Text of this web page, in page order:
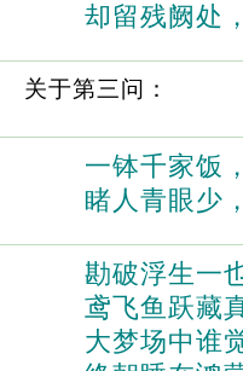
却留残阙处
关于第三问：
一钵千家饭
睹人青眼少
勘破浮生一
鸢飞鱼跃藏
大梦场中谁